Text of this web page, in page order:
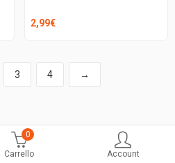
0
Carrello
Account
2,99€
3 4 →